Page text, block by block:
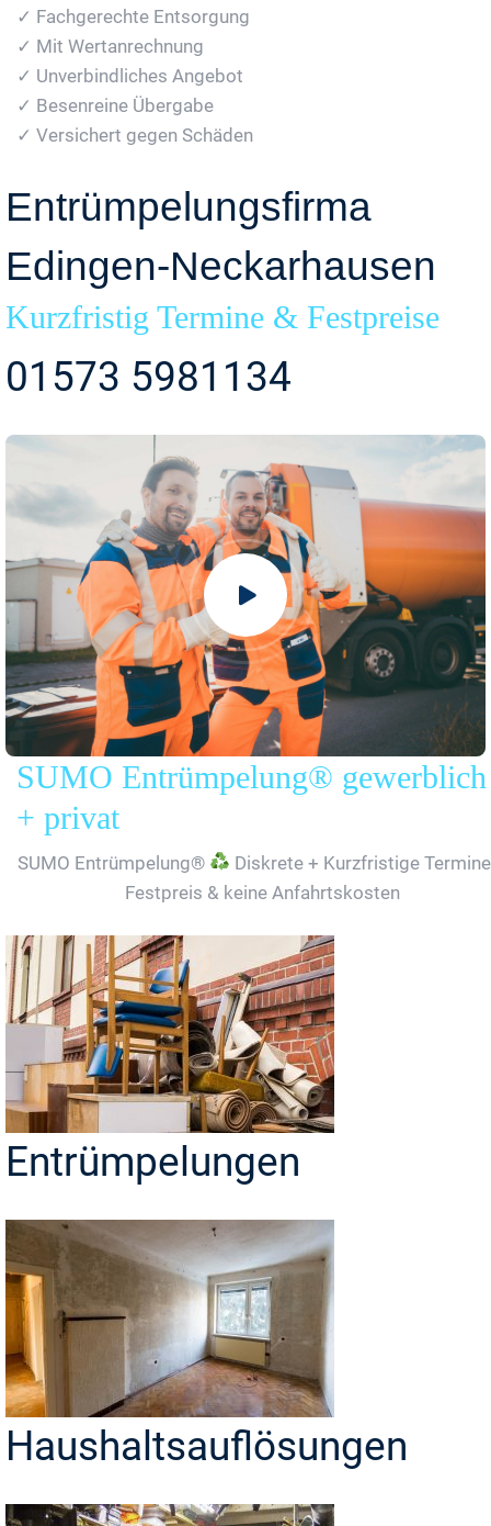
✓ Fachgerechte Entsorgung
✓ Mit Wertanrechnung
✓ Unverbindliches Angebot
✓ Besenreine Übergabe
✓ Versichert gegen Schäden
Entrümpelungsfirma
Edingen-Neckarhausen
Kurzfristig Termine & Festpreise
01573 5981134
SUMO Entrümpelung® gewerblich
+ privat
SUMO Entrümpelung®
Diskrete + Kurzfristige
Festpreis & keine Anfahrtskosten
Entrümpelungen
Haushaltsauflösungen